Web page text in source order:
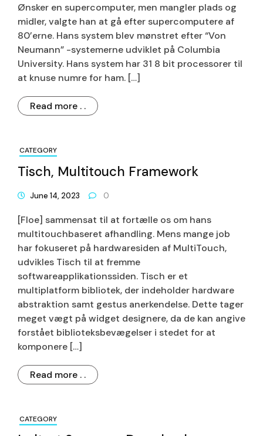
Ønsker en supercomputer, men mangler plads og
midler, valgte han at gå efter supercomputere af
80’erne. Hans system blev mønstret efter “Von
Neumann” -systemerne udviklet på Columbia
University. Hans system har 31 8 bit processorer til
at knuse numre for ham. […]
Read more . .
CATEGORY
Tisch, Multitouch Framework
June 14, 2023 0
[Floe] sammensat til at fortælle os om hans
multitouchbaseret afhandling. Mens mange job
har fokuseret på hardwaresiden af MultiTouch,
udvikles Tisch til at fremme
softwareapplikationssiden. Tisch er et
multiplatform bibliotek, der indeholder hardware
abstraktion samt gestus anerkendelse. Dette tager
meget vægt på widget designere, da de kan angive
forstået biblioteksbevægelser i stedet for at
komponere […]
Read more . .
CATEGORY